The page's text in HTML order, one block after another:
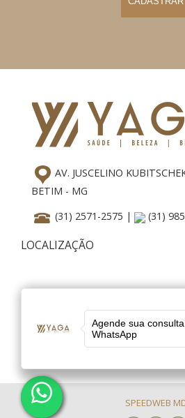
AV. JUSCELINO
BETIM - MG
(31) 2571-2575 |
(31)
LOCALIZAÇÃO
SPEEDWEB
Agende sua
WhatsApp
Agende sua
WhatsApp